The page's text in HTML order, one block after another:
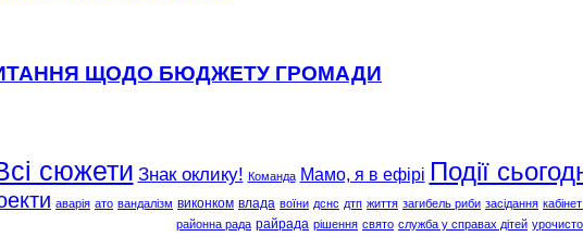
ЩОДО БЮДЖЕТУ ГРОМАДИ
сюжети Знак оклику! Команда Мамо, я в ефірі Події
аварія ато вандалізм виконком влада воїни дснс дтп життя загибель риби засідання
районна рада райрада рішення свято служба у справах дітей